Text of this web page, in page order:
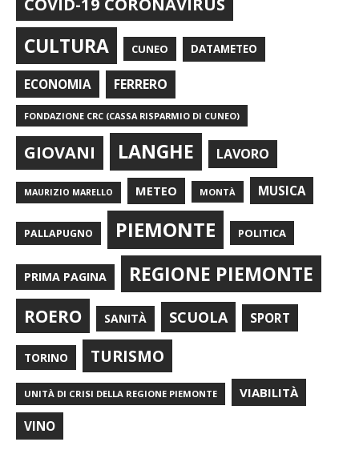
CULTURA CUNEO DATAMETEO
ECONOMIA FERRERO
FONDAZIONE CRC (CASSA RISPARMIO DI CUNEO)
GIOVANI LANGHE LAVORO
MAURIZIO MARELLO METEO MONTÀ MUSICA
PALLAPUGNO PIEMONTE POLITICA
PRIMA PAGINA REGIONE PIEMONTE
ROERO SANITÀ SCUOLA SPORT
TORINO TURISMO
UNITÀ DI CRISI DELLA REGIONE PIEMONTE VIABILITÀ
VINO